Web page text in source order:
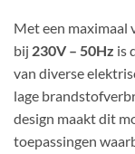
Met een maximaal
bij 230V – 50Hz is
van diverse
lage
design maakt dit
toepassingen